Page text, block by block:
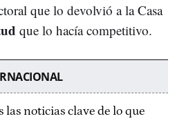
que lo devolvió a la Casa
que lo hacía competitivo.
las noticias clave de lo que